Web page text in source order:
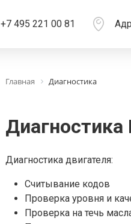
+7 495 221 00 81
Главная Диагностика
Диагностика
Диагностика двигателя:
Считывание кодов
Проверка уровня и
Проверка на течь